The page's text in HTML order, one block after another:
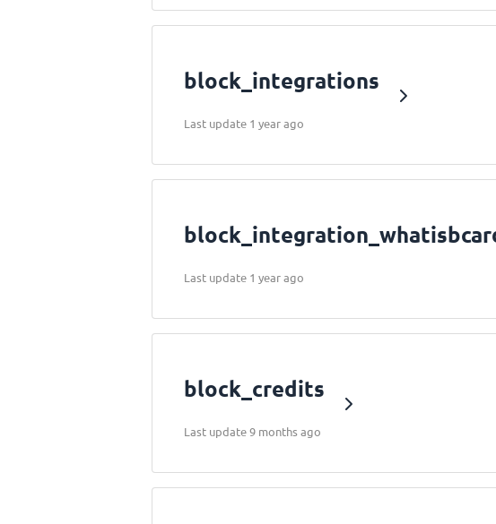
block_integrations
Last update 1 year ago
Last update 1 year ago
block_credits
Last update 9 months ago